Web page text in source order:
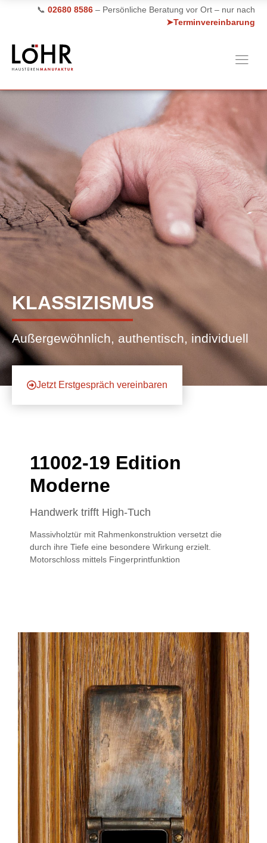
📞 02680 8586 – Persönliche Beratung vor Ort – nur nach
➤Terminvereinbarung
KLASSIZISMUS
Außergewöhnlich, authentisch, individuell
Jetzt Erstgespräch vereinbaren
11002-19 Edition
Moderne
Handwerk trifft High-Tuch
Massivholztür mit Rahmenkonstruktion versetzt die
durch ihre Tiefe eine besondere Wirkung erzielt.
Motorschloss mittels Fingerprintfunktion